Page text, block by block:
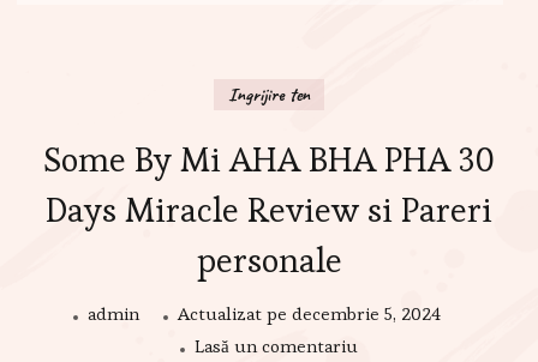
Ingrijire ten
Some By Mi AHA BHA PHA 30
Days Miracle Review si Pareri
personale
admin Actualizat pe decembrie 5, 2024
Lasă un comentariu